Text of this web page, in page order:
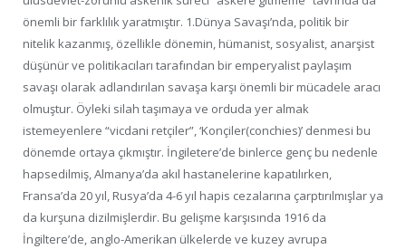
önemli bir farklılık yaratmıştır. 1.Dünya Savaşı’nda, politik bir
nitelik kazanmış, özellikle dönemin, hümanist, sosyalist, anarşist
düşünür ve politikacıları tarafından bir emperyalist paylaşım
savaşı olarak adlandırılan savaşa karşı önemli bir mücadele aracı
olmuştur. Öyleki silah taşımaya ve orduda yer almak
istemeyenlere “vicdani retçiler”, ‘Konçiler(conchies)’ denmesi bu
dönemde ortaya çıkmıştır. İngiletere’de binlerce genç bu nedenle
hapsedilmiş, Almanya’da akıl hastanelerine kapatılırken,
Fransa’da 20 yıl, Rusya’da 4-6 yıl hapis cezalarına çarptırılmışlar ya
da kurşuna dizilmişlerdir. Bu gelişme karşısında 1916 da
İngiltere’de, anglo-Amerikan ülkelerde ve kuzey avrupa